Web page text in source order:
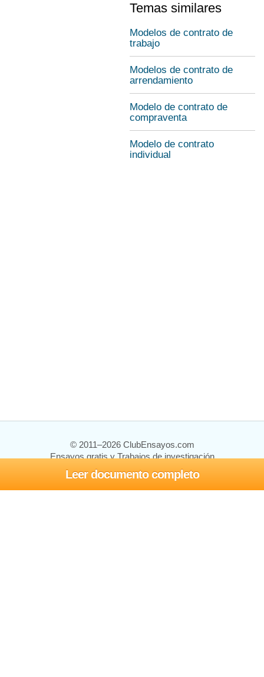
Leer documento completo
Temas similares
Modelos de contrato de
trabajo
Modelos de contrato de
arrendamiento
Modelo de contrato de
compraventa
Modelo de contrato
individual
© 2011–2026 ClubEnsayos.com
Ensayos gratis y Trabajos de investigación